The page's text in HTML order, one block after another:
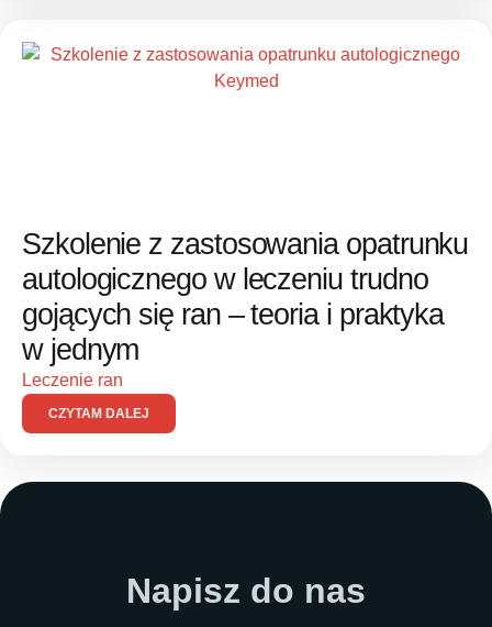
Szkolenie z zastosowania opatrunku
autologicznego w leczeniu trudno
gojących się ran – teoria i praktyka
w jednym
Leczenie ran
CZYTAM DALEJ
Napisz do nas